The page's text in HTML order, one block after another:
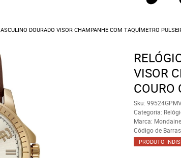
DOURADO VISOR CHAMPANHE COM TAQUÍMETRO
VISOR
COURO
Sku:
Categoria:
Marca: Mondaine
Código de
PRODUTO